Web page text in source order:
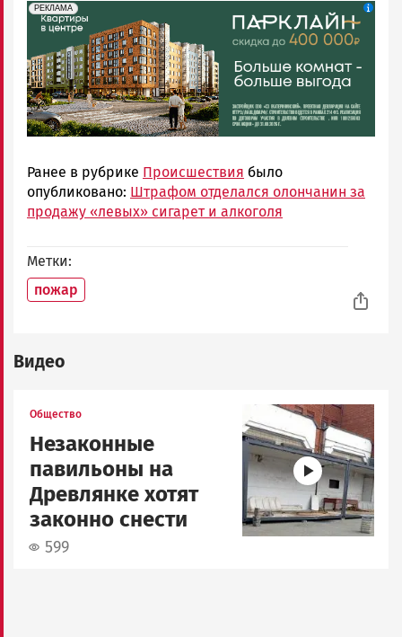
erid: 2SDnjdeSPnB
РЕКЛАМА
Реклама
Ранее в рубрике Происшествия было
опубликовано: Штрафом отделался олончанин за
продажу «левых» сигарет и алкоголя
Метки
пожар
Видео
Общество
Незаконные
павильоны на
Древлянке хотят
законно снести
599
Image